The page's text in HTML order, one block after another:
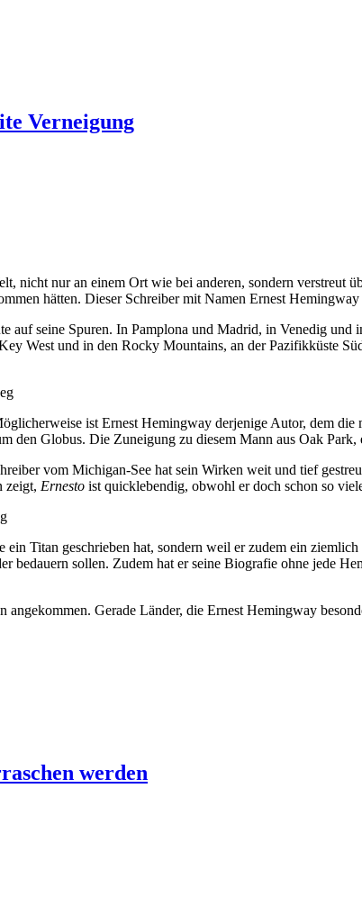
Verneigung
nicht nur an einem Ort wie bei anderen, sondern verstreut
hätten. Dieser Schreiber mit Namen Ernest
auf seine Spuren. In Pamplona und Madrid, in Venedig
West und in den Rocky Mountains, an der Pazifikküste
ist Ernest Hemingway derjenige Autor, dem
den Globus. Die Zuneigung zu diesem Mann aus Oak
vom Michigan-See hat sein Wirken weit und tief
zeigt, Ernesto ist quicklebendig, obwohl er doch schon so
Titan geschrieben hat, sondern weil er zudem ein
bedauern sollen. Zudem hat er seine Biografie ohne jede
Gerade Länder, die Ernest Hemingway
werden